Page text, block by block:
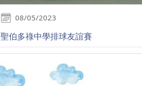
08/05/2023
聖伯多祿中學排球友誼賽